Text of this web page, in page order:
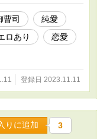
会いを果たす。 ノン
が男だったことに腹
イプど真ん中だった
京はイケメン御曹司
コミュニケーション
蘭がおしゃべりで明
ても楽しい時間を過
も、理想の王子様の
ドキしっぱなしだ。
二人は、お互いに惹
見合いの別れ際、左
て、蘭を傷つけてし
蘭は、「左京には二度
曹司
純愛
ロあり
恋愛
登録日 2023.11.11
りに追加 3